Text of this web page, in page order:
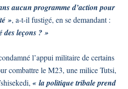
aucun programme d’action pour
», a-t-il fustigé, en se demandant :
des leçons ? »
l’appui militaire de certains
combattre le M23, une milice Tutsi,
« la politique tribale prend